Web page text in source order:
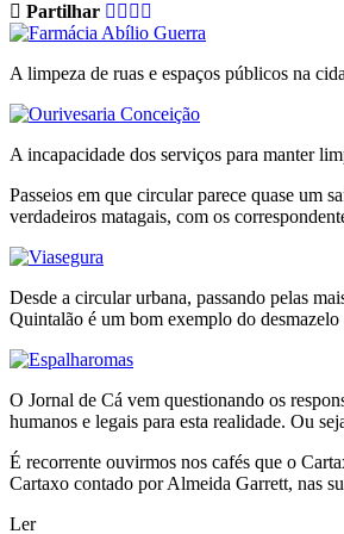
Partilhar
A limpeza de ruas e espaços públicos na
A incapacidade dos serviços para manter
Passeios em que circular parece quase um
verdadeiros matagais, com os
Desde a circular urbana, passando pelas
Quintalão é um bom exemplo do desmazelo
O Jornal de Cá vem questionando os
humanos e legais para esta realidade. Ou
É recorrente ouvirmos nos cafés que o
Cartaxo contado por Almeida Garrett, nas
Ler